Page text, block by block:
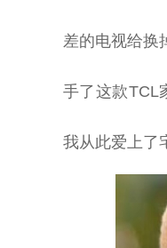
差的电视给换
手了这款TCL
我从此爱上了